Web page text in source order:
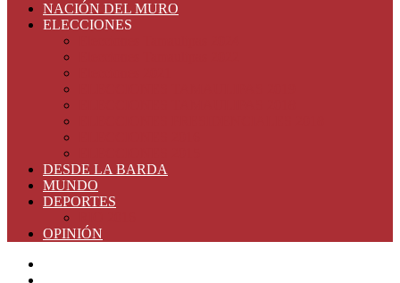
NACIÓN DEL MURO
ELECCIONES
DESDE LA BARDA
MUNDO
DEPORTES
OPINIÓN